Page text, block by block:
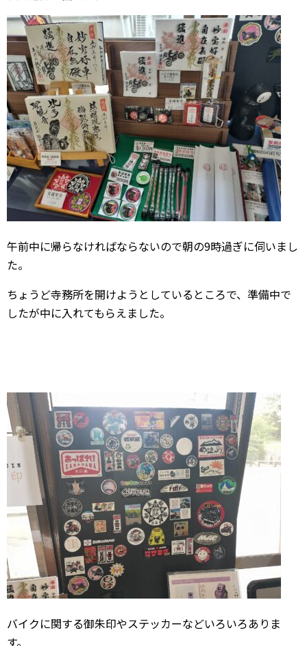
午前中に帰らなければならないので朝の9時過ぎに伺いまし
た。
ちょうど寺務所を開けようとしているところで、準備中で
したが中に入れてもらえました。
バイクに関する御朱印やステッカーなどいろいろありま
す。